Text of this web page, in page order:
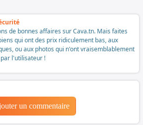
de bonnes affaires sur Cava.tn. Mais faites
qui ont des prix ridiculement bas, aux
ou aux photos qui n'ont vraisemblablement
l'utilisateur !
un commentaire